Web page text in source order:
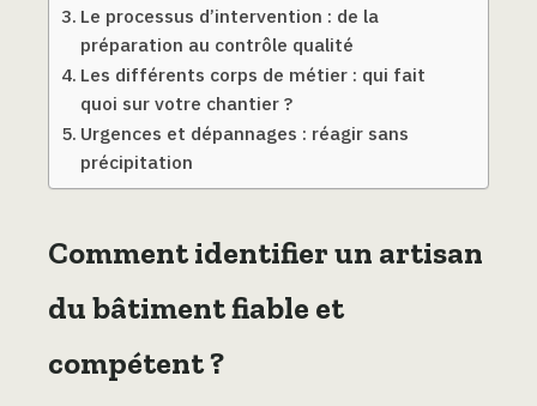
Le processus d’intervention : de la
préparation au contrôle qualité
Les différents corps de métier : qui fait
quoi sur votre chantier ?
Urgences et dépannages : réagir sans
précipitation
Comment identifier un artisan
du bâtiment fiable et
compétent ?